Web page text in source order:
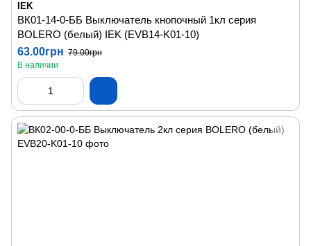
IEK
ВК01-14-0-ББ Выключатель кнопочный 1кл серия
BOLERO (белый) IEK (EVB14-K01-10)
63.00грн 79.00грн
В наличии